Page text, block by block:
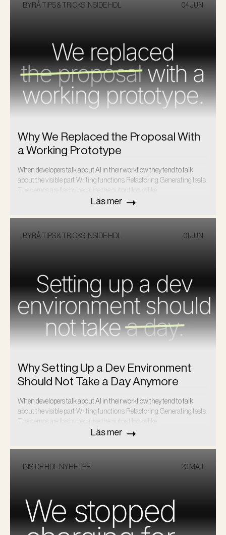
BYRÅ TIPS & TRICKS INSIDE HDL 04 JUN
Why We Replaced the Proposal With
a Working Prototype
When developers talk about AI in their workflow, they tend to talk
about the visible part. Writing functions. Refactoring. Generating tests.
The demos are flashy because the output looks like…
Läs mer
BYRÅ TIPS & TRICKS INSIDE HDL 01 JUN
Why Setting Up a Dev Environment
Should Not Take a Day Anymore
When developers talk about AI in their workflow, they tend to talk
about the visible part. Writing functions. Refactoring. Generating tests.
The demos are flashy because the output looks like…
Läs mer
INSIDE HDL NYHETER 20 MAJ